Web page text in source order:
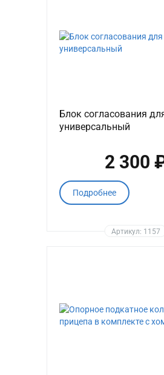
Блок согласования
универсальный
2 300
Подробнее
Артикул: 1157